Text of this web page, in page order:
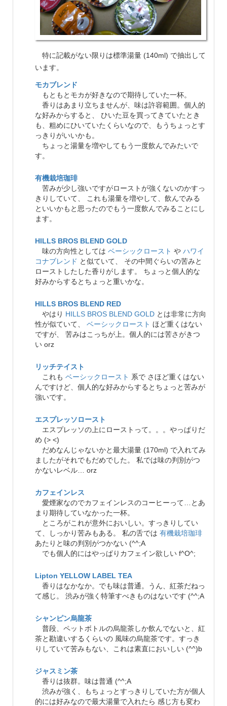
特に記載がない限りは標準湯量 (140ml) で抽出して
います。
モカブレンド
もともとモカが好きなので期待していた一杯。
香りはあまり立ちませんが、味は許容範囲。個人的
な好みからすると、 ひいた豆を買ってきていたとき
も、粗めにひいていたくらいなので、もうちょっとす
っきりがいいかも。
ちょっと湯量を増やしてもう一度飲んでみたいで
す。
有機栽培珈琲
苦みが少し強いですがローストが強くないのかすっ
きりしていて、 これも湯量を増やして、飲んでみる
といいかもと思ったのでもう一度飲んでみることにし
ます。
HILLS BROS BLEND GOLD
味の方向性としては ベーシックロースト や ハワイ
コナブレンド と似ていて、 その中間ぐらいの苦みと
ローストしたした香りがします。 ちょっと個人的な
好みからするとちょっと重いかな。
HILLS BROS BLEND RED
やはり HILLS BROS BLEND GOLD とは非常に方向
性が似ていて、 ベーシックロースト ほど重くはない
ですが、 苦みはこっちが上。個人的には苦さがきつ
い orz
リッチテイスト
これも ベーシックロースト 系で さほど重くはない
んですけど、個人的な好みからするとちょっと苦みが
強いです。
エスプレッソロースト
エスプレッソの上にローストって。。。やっぱりだ
め (> <)
だめなんじゃないかと最大湯量 (170ml) で入れてみ
ましたがそれでもだめでした。 私では味の判別がつ
かないレベル… orz
カフェインレス
愛煙家なのでカフェインレスのコーヒーって…とあ
まり期待していなかった一杯。
ところがこれが意外においしい。すっきりしてい
て、しっかり苦みもある。 私の舌では 有機栽培珈琲
あたりと味の判別がつかない (^^;A
でも個人的にはやっぱりカフェイン欲しい f^O^;
Lipton YELLOW LABEL TEA
香りはなかなか。でも味は普通。うん、紅茶だねっ
て感じ。 渋みが強く特筆すべきものはないです (^^;A
シャンピン烏龍茶
普段、ペットボトルの烏龍茶しか飲んでないと、紅
茶と勘違いするくらいの 風味の烏龍茶です。すっき
りしていて苦みもない、これは素直においしい (^^)b
ジャスミン茶
香りは抜群。味は普通 (^^;A
渋みが強く、もちょっとすっきりしていた方が個人
的には好みなので最大湯量で入れたら 感じ方も変わ